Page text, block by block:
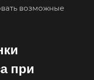
возможные
при